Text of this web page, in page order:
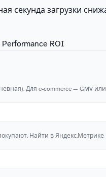
секунда загрузки
Performance ROI
Для e-commerce — GMV или
Найти в Яндекс.Метрике